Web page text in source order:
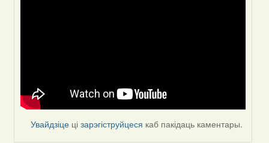
Увайдзіце цізарэгіструйцеся каб пакідаць каментары.